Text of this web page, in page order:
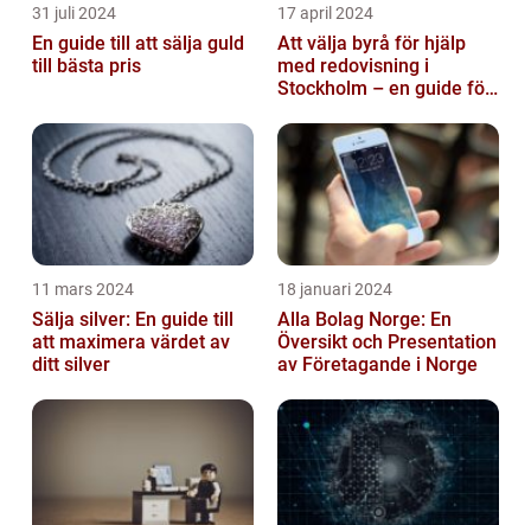
31 juli 2024
En guide till att sälja guld
till bästa pris
17 april 2024
Att välja byrå för hjälp
med redovisning i
Stockholm – en guide för
11 mars 2024
Sälja silver: En guide till
att maximera värdet av
ditt silver
18 januari 2024
Alla Bolag Norge: En
Översikt och Presentation
av Företagande i Norge